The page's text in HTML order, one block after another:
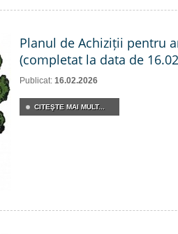
Planul de Achiziții pentru
(completat la data de
Publicat: 16.02.2026
CITEŞTE MAI MULT...